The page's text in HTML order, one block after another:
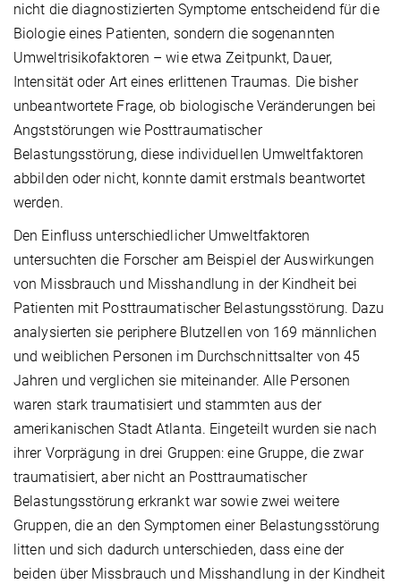
nicht die diagnostizierten Symptome entscheidend für die
Biologie eines Patienten, sondern die sogenannten
Umweltrisikofaktoren – wie etwa Zeitpunkt, Dauer,
Intensität oder Art eines erlittenen Traumas. Die bisher
unbeantwortete Frage, ob biologische Veränderungen bei
Angststörungen wie Posttraumatischer
Belastungsstörung, diese individuellen Umweltfaktoren
abbilden oder nicht, konnte damit erstmals beantwortet
werden.
Den Einfluss unterschiedlicher Umweltfaktoren
untersuchten die Forscher am Beispiel der Auswirkungen
von Missbrauch und Misshandlung in der Kindheit bei
Patienten mit Posttraumatischer Belastungsstörung. Dazu
analysierten sie periphere Blutzellen von 169 männlichen
und weiblichen Personen im Durchschnittsalter von 45
Jahren und verglichen sie miteinander. Alle Personen
waren stark traumatisiert und stammten aus der
amerikanischen Stadt Atlanta. Eingeteilt wurden sie nach
ihrer Vorprägung in drei Gruppen: eine Gruppe, die zwar
traumatisiert, aber nicht an Posttraumatischer
Belastungsstörung erkrankt war sowie zwei weitere
Gruppen, die an den Symptomen einer Belastungsstörung
litten und sich dadurch unterschieden, dass eine der
beiden über Missbrauch und Misshandlung in der Kindheit